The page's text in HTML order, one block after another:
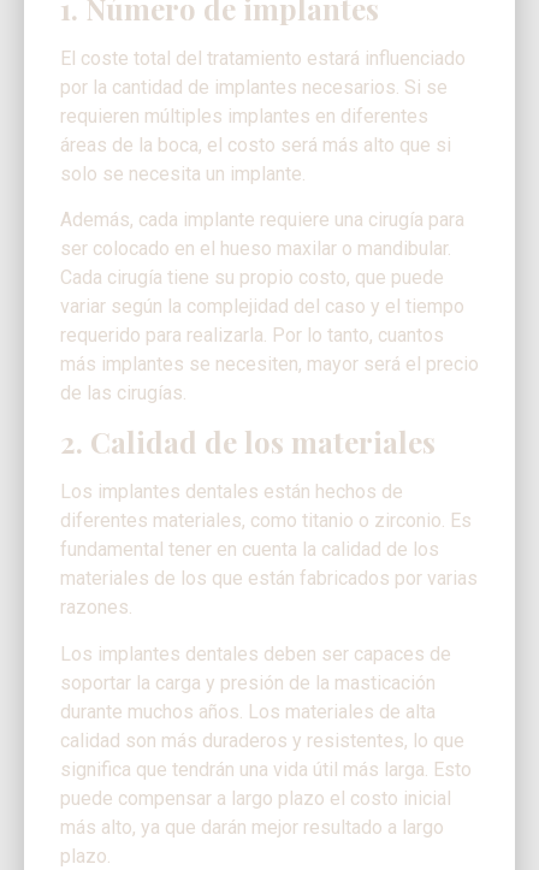
1. Número de implantes
El coste total del tratamiento estará influenciado
por la cantidad de implantes necesarios. Si se
requieren múltiples implantes en diferentes
áreas de la boca, el costo será más alto que si
solo se necesita un implante.
Además, cada implante requiere una cirugía para
ser colocado en el hueso maxilar o mandibular.
Cada cirugía tiene su propio costo, que puede
variar según la complejidad del caso y el tiempo
requerido para realizarla. Por lo tanto, cuantos
más implantes se necesiten, mayor será el precio
de las cirugías.
2. Calidad de los materiales
Los implantes dentales están hechos de
diferentes materiales, como titanio o zirconio. Es
fundamental tener en cuenta la calidad de los
materiales de los que están fabricados por varias
razones.
Los implantes dentales deben ser capaces de
soportar la carga y presión de la masticación
durante muchos años. Los materiales de alta
calidad son más duraderos y resistentes, lo que
significa que tendrán una vida útil más larga. Esto
puede compensar a largo plazo el costo inicial
más alto, ya que darán mejor resultado a largo
plazo.